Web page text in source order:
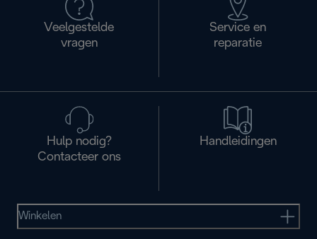
Veelgestelde
vragen
Service en
reparatie
Hulp nodig?
Contacteer ons
Handleidingen
Winkelen